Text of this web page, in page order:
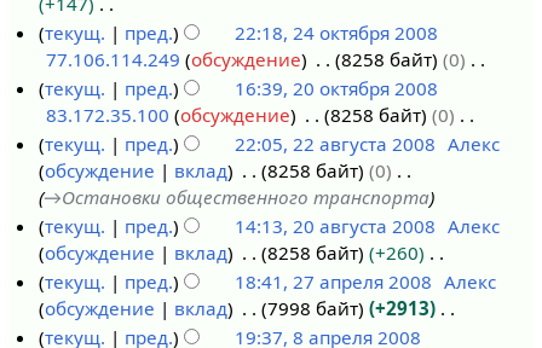
и
в
к
и
р
а
к
и
я
п
р
а
в
к
и
4
н
и
п
р
а
в
к
и
0
2
г
с
а
1
о
п
и
с
а
н
и
я
п
р
а
в
а
г
с
2
1
Н
е
т
о
п
и
с
а
н
и
я
п
4
к
б
я
0
текущ. пред.
22:18, 24 октября 2008
77.106.114.249 обсуждение 8258 байт
0
Н
е
т
о
п
и
с
а
н
и
0
т
б
я
текущ. пред.
16:39, 20 октября 2008
83.172.35.100 обсуждение 8258 байт
0
Н
е
т
о
п
и
с
а
а
г
с
текущ. пред. 22:05, 22 августа 2008 Алекс
обсуждение
вклад 8258 байт
0
→Остановки общественного транспорта
0
в
текущ. пред. 14:13, 20 августа 2008 Алекс
обсуждение
вклад 8258 байт
+260
Н
е
т
7
текущ. пред. 18:41, 27 апреля 2008 Алекс
обсуждение
вклад 7998 байт
+2913
Нтекущ. пред.
19:37, 8 апреля 2008